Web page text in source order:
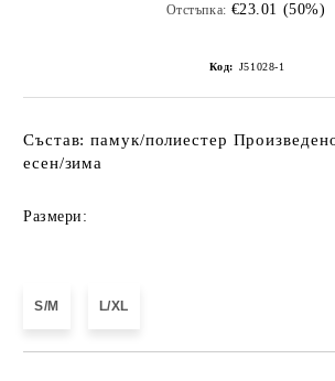
Отстъпка: €23.01 (50%)
Код: J51028-1
Състав: памук/полиестер
есен/зима
Размери:
S/M L/XL